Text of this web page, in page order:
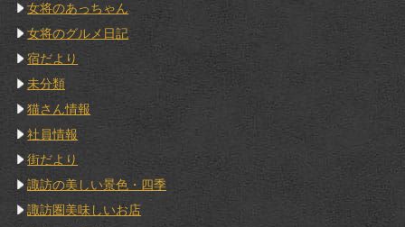
女将のあっちゃん
女将のグルメ日記
宿だより
未分類
猫さん情報
社員情報
街だより
諏訪の美しい景色・四季
諏訪圏美味しいお店